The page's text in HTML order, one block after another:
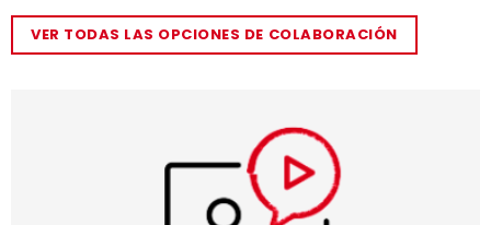
VER TODAS LAS OPCIONES DE COLABORACIÓN